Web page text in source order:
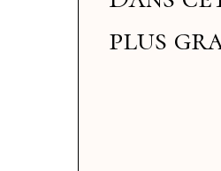
plus